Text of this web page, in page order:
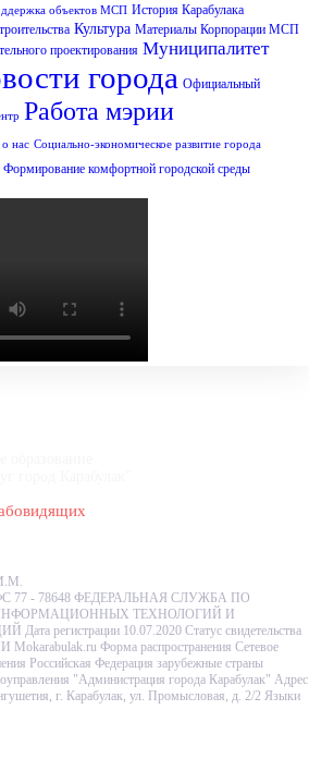
объектов МСП История Карабулака
Культура Материалы Корпорации МСП
проектирования Муниципалитет
города Официальный
Работа мэрии
нас Социально-экономическое развитие города
Формирование комфортной городской среды
ФС 77 - 78648 ФЕДЕРАЛЬНАЯ СЛУЖБА ПО
ТЕХНОЛОГИЙ И
регистрации 10.07.2020 Статус свидетельства
Форма распространения Сетевое
Российская Федерация зарубежные страны
"Администрация города Карабулак" Адрес
г. Карабулак, ул. Промысловая, д. 2/2 Языки